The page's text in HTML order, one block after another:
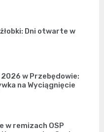
Dni otwarte w
2026 w Przebędowie:
na Wyciągnięcie
w remizach OSP